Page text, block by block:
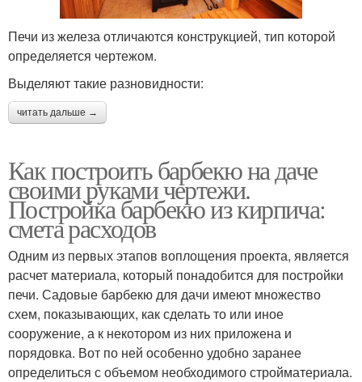
Печи из железа отличаются конструкцией, тип которой
определяется чертежом.
Выделяют такие разновидности:
читать дальше →
Как построить барбекю на даче
своими руками чертежи.
Постройка барбекю из кирпича:
смета расходов
Одним из первых этапов воплощения проекта, является
расчет материала, который понадобится для постройки
печи. Садовые барбекю для дачи имеют множество
схем, показывающих, как сделать то или иное
сооружение, а к некотором из них приложена и
порядовка. Вот по ней особенно удобно заранее
определиться с объемом необходимого стройматериала.